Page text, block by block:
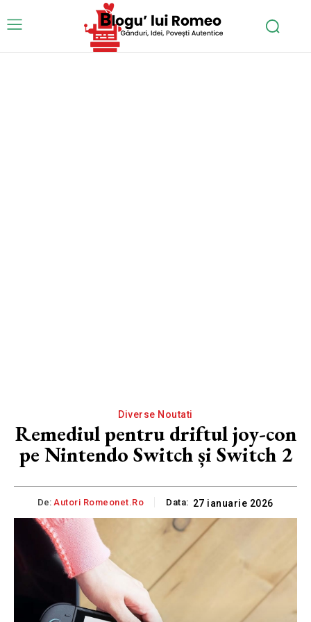
Diverse Noutati
Remediul pentru driftul joy-con
pe Nintendo Switch și Switch 2
De: Autori Romeonet.ro Data: 27 ianuarie 2026